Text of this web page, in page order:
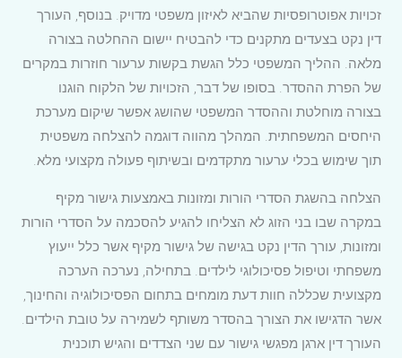
זכויות אפוטרופסיות שהביא לאיזון משפטי מדויק. בנוסף, העורך
דין נקט בצעדים מתקנים כדי להבטיח יישום ההחלטה בצורה
מלאה. ההליך המשפטי כלל הגשת בקשות ערעור חוזרות במקרים
של הפרת ההסדר. בסופו של דבר, הזכויות של הלקוח הוגנו
בצורה מוחלטת וההסדר המשפטי שהושג אפשר שיקום מערכת
היחסים המשפחתית. המהלך מהווה דוגמה להצלחה משפטית
תוך שימוש בכלי ערעור מתקדמים ובשיתוף פעולה מקצועי מלא.
הצלחה בהשגת הסדרי הורות ומזונות באמצעות גישור מקיף
במקרה שבו בני הזוג לא הצליחו להגיע להסכמה על הסדרי הורות
ומזונות, עורך הדין נקט בגישה של גישור מקיף אשר כלל ייעוץ
משפחתי וטיפול פסיכולוגי לילדים. בתחילה, נערכה הערכה
מקצועית שכללה חוות דעת מומחים בתחום הפסיכולוגיה והחינוך,
אשר הדגישו את הצורך בהסדר משותף לשמירה על טובת הילדים.
העורך דין ארגן מפגשי גישור עם שני הצדדים והגיש תוכנית